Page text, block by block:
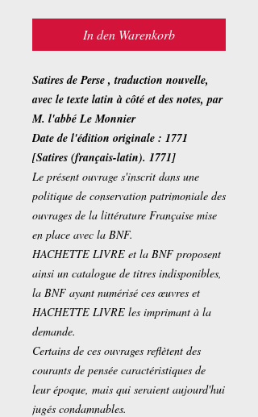
In den Warenkorb
Satires de Perse , traduction nouvelle,
avec le texte latin à côté et des notes, par
M. l'abbé Le Monnier
Date de l'édition originale : 1771
[Satires (français-latin). 1771]
Le présent ouvrage s'inscrit dans une
politique de conservation patrimoniale des
ouvrages de la littérature Française mise
en place avec la BNF.
HACHETTE LIVRE et la BNF proposent
ainsi un catalogue de titres indisponibles,
la BNF ayant numérisé ces œuvres et
HACHETTE LIVRE les imprimant à la
demande.
Certains de ces ouvrages reflètent des
courants de pensée caractéristiques de
leur époque, mais qui seraient aujourd'hui
jugés condamnables.